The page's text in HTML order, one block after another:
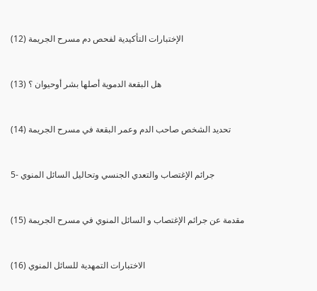
(12) الإختبارات التأكيدية لفحص دم مسرح الجريمة
(13) هل البقعة الدموية أصلها بشر أوحيوان ؟
(14) تحديد الشخص صاحب الدم وعمر البقعة في مسرح الجريمة
5- جرائم الإغتصاب والتعدي الجنسي وتحاليل السائل المنوي
(15) مقدمة عن جرائم الإغتصاب و السائل المنوي في مسرح الجريمة
(16) الاختبارات التمهدية للسائل المنوي